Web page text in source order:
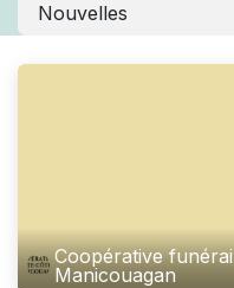
Nouvelles
Coopérative
Manicouagan